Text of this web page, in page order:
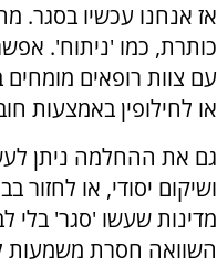
אז אנחנו עכשיו בסגר.
כותרת, כמו 'ניתוח'.
עם צוות רופאים מומחים
או לחילופין באמצעות
גם את ההחלמה ניתן
ושיקום יסודי, או
מדינות שעשו 'סגר' בלי
השוואה חסרת משמעות